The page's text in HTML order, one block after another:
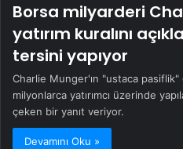
Borsa milyarderi
yatırım kuralını
tersini yapıyor
Charlie Munger'ın "ustaca pasiflik"
milyonlarca yatırımcı üzerinde
çeken bir yanıt veriyor.
Devamını Oku »